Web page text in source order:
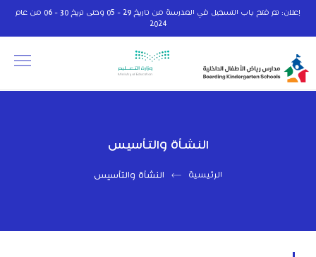
إعلان: تم فتح باب التسجيل في المدرسة من تاريخ 29 - 05 وحتى تريخ 30 - 06 من عام
2024
النشأة والتأسيس
الرئيسية النشأة والتأسيس